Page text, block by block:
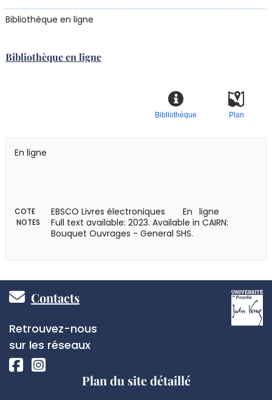
Bibliothèque en ligne
Bibliothèque en ligne
Plan
Bibliothèque
En ligne
COTE EBSCO Livres électroniques En ligne
NOTES
Full text available: 2023. Available in CAIRN:
Bouquet Ouvrages - General SHS.
Pied
de
page
Contacts
Réseaux
sociaux
Retrouvez-nous
sur les réseaux
Plan du site détaillé